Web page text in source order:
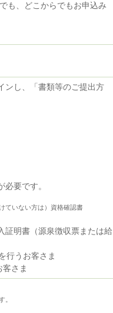
も、どこからでもお申込み
ンし、「書類等のご提出方
要です。
ていない方は）資格確認書
証明書（源泉徴収票または給
行うお客さま
さま
。